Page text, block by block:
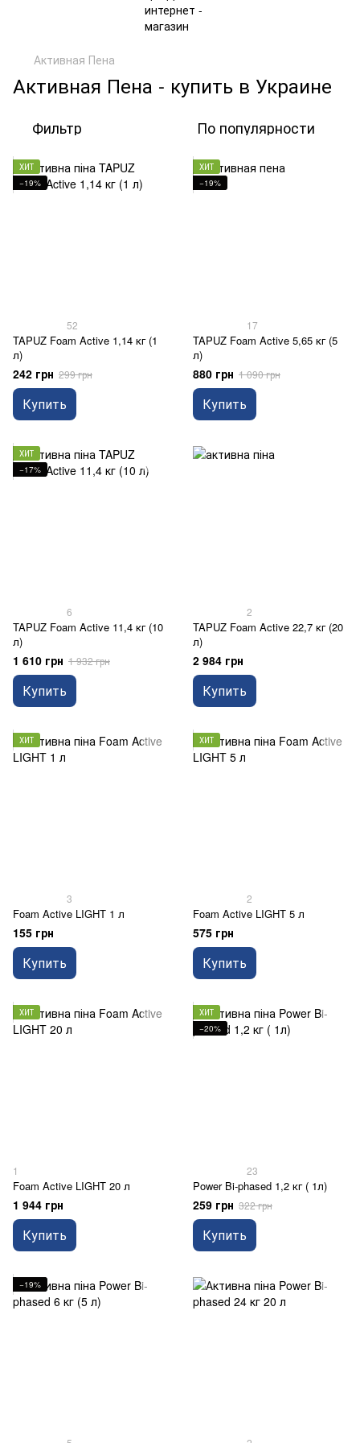
Активная Пена
Активная Пена - купить в Украине
Фильтр По популярности
ХИТ
−19%
52
TAPUZ Foam Active 1,14 кг (1
л)
242 грн 299 грн
Купить
ХИТ
−19%
17
TAPUZ Foam Active 5,65 кг (5
л)
880 грн 1 090 грн
Купить
ХИТ
−17%
6
TAPUZ Foam Active 11,4 кг (10
л)
1 610 грн 1 932 грн
Купить
2
TAPUZ Foam Active 22,7 кг (20
л)
2 984 грн
Купить
ХИТ
3
Foam Active LIGHT 1 л
155 грн
Купить
ХИТ
2
Foam Active LIGHT 5 л
575 грн
Купить
ХИТ
1
Foam Active LIGHT 20 л
1 944 грн
Купить
ХИТ
−20%
23
Power Bi-phased 1,2 кг ( 1л)
259 грн 322 грн
Купить
−19%